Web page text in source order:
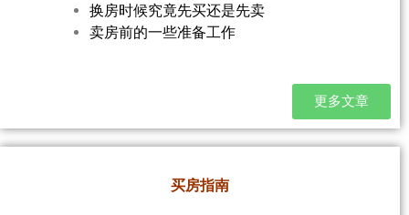
换房时候究竟先买还是先卖
卖房前的一些准备工作
更多文章
买房指南